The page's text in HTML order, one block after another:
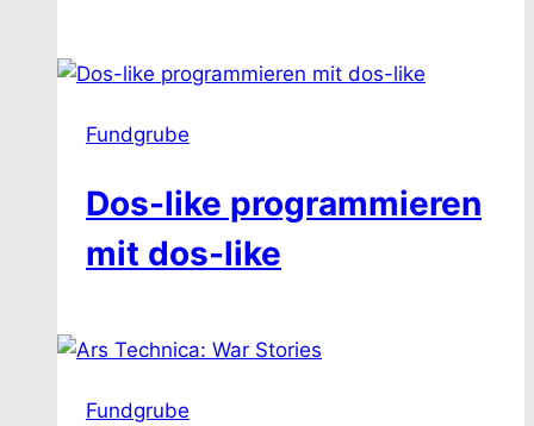
Fundgrube
Dos-like programmieren
mit dos-like
Fundgrube